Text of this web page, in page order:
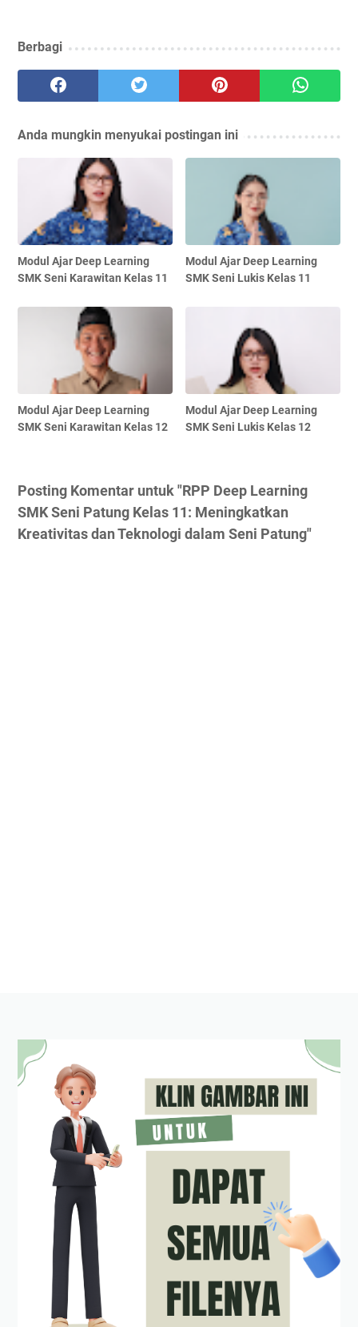
Berbagi
Anda mungkin menyukai postingan ini
Modul Ajar Deep Learning
SMK Seni Karawitan Kelas 11
Modul Ajar Deep Learning
SMK Seni Lukis Kelas 11
Modul Ajar Deep Learning
SMK Seni Karawitan Kelas 12
Modul Ajar Deep Learning
SMK Seni Lukis Kelas 12
Posting Komentar untuk "RPP Deep Learning
SMK Seni Patung Kelas 11: Meningkatkan
Kreativitas dan Teknologi dalam Seni Patung"